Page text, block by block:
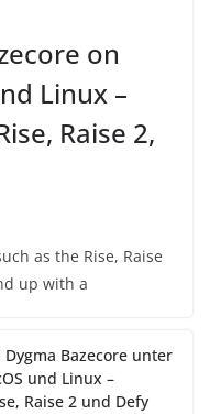
on
Linux –
Raise 2,
as the Rise, Raise
up with a
Bazecore unter
und Linux –
Raise 2 und Defy